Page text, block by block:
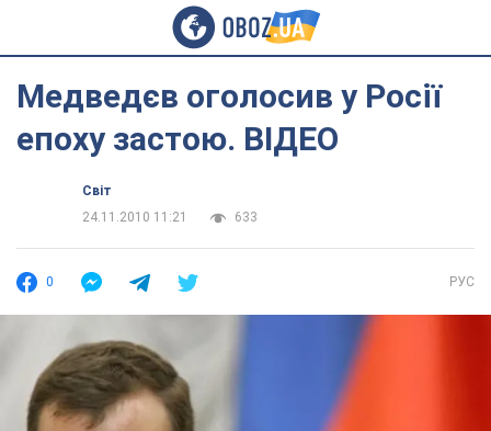
Медведєв оголосив у Росії
епоху застою. ВІДЕО
Світ
24.11.2010 11:21
633
0 РУС